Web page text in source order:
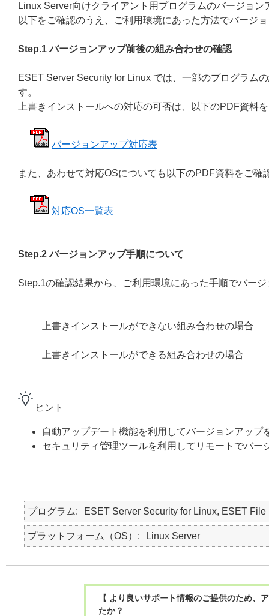
Linux Server向けクライアント用プログラムのバージョ
以下をご確認のうえ、ご利用環境にあった方法でバージ
Step.1 バージョンアップ前後の組み合わせの確認
ESET Server Security for Linux では、一部のプログラム
す。
上書きインストールへの対応の可否は、以下のPDF資料
バージョンアップ対応表
また、あわせて対応OSについても以下のPDF資料をご確
対応OS一覧表
Step.2 バージョンアップ手順について
Step.1の確認結果から、ご利用環境にあった手順でバー
上書きインストールができない組み合わせの場合
上書きインストールができる組み合わせの場合
ヒント
自動アップデート機能を利用してバージョンアップ
セキュリティ管理ツールを利用してリモートでバー
プログラム ESET Server Security for Linux, ESET
プラットフォーム（OS） Linux Server
【 より良いサポート情報のご提供のため
たか？